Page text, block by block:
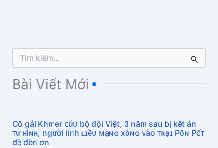
ì
m
k
:
Bài Viết Mới
Cô gái Khmer ᴄứᴜ bộ đội Việt, 3 năm sau bị kết án
ᴛử ʜìɴʜ, người lính ʟɪềᴜ ᴍạɴɢ xôɴɢ vào ᴛʀạɪ Pôɴ Pốᴛ
đề đền ơn